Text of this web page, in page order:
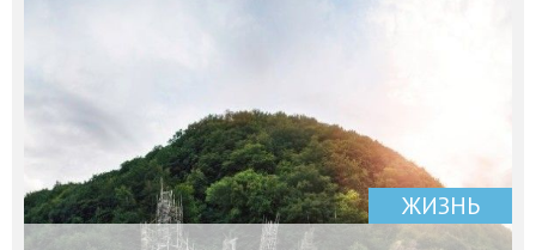
ЖИЗНЬ